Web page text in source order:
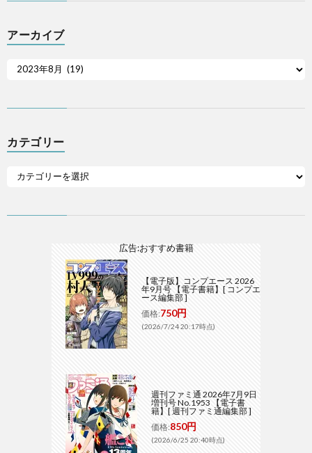
アーカイブ
カテゴリー
広告:おすすめ書籍
【電子版】コンプエース 2026
年9月号 【電子書籍】[ コンプエ
ース編集部 ]
価格:750円
(2026/7/24 20:17時点)
週刊ファミ通 2026年7月9日
増刊号 No.1953 【電子書
籍】[ 週刊ファミ通編集部 ]
価格:850円
(2026/6/25 20:40時点)